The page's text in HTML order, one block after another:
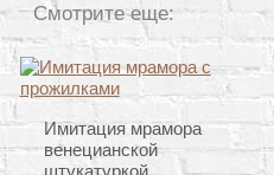
Смотрите еще:
Имитация мрамора
венецианской
штукатуркой